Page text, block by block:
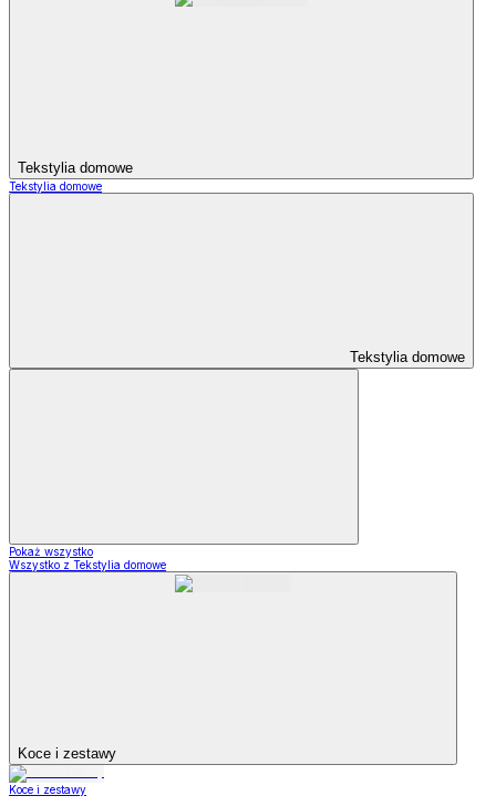
Tekstylia domowe
Tekstylia domowe
Tekstylia domowe
Pokaż wszystko
Wszystko z Tekstylia domowe
Koce i zestawy
Koce i zestawy